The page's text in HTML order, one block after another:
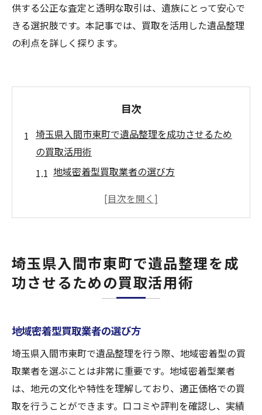
供する公正な査定と透明な取引は、遺族にとって安心で
きる選択肢です。本記事では、買取を活用した遺品整理
の利点を詳しく探ります。
目次
埼玉県入間市東町で遺品整理を成功させるため
の買取活用術
地域密着型買取業者の選び方
査定のポイントと注意点
遺族とのコミュニケーションの取り方
遺品整理の新たな選択肢！埼玉県入間市での買
地元密着型サービスの利点
買取サービスが遺品整理に与える影響
思い出を大切にする買取の意義
透明な取引の重要性
査定プロセスの透明性と公正性
埼玉県入間市東町で遺品整理を成
功させるための買取活用術
地域密着型買取業者の選び方
埼玉県入間市東町で遺品整理を行う際、地域密着型の買
取業者を選ぶことは非常に重要です。地域密着型業者
は、地元の文化や特性を理解しており、適正価格での買
取を行うことができます。口コミや評判を確認し、実績